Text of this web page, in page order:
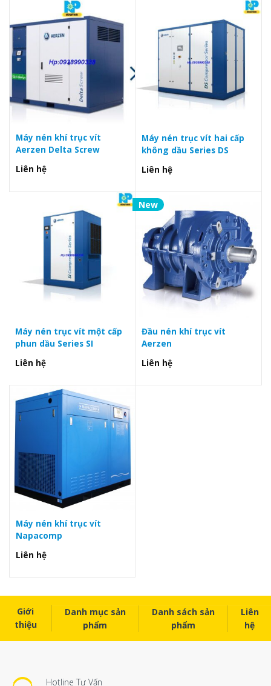
Máy nén khí trục vít
Aerzen Delta Screw
Liên hệ
Máy nén trục vít hai cấp
không dầu Series DS
Liên hệ
Máy nén trục vít một cấp
phun dầu Series SI
Liên hệ
New
Đầu nén khí trục vít
Aerzen
Liên hệ
Máy nén khí trục vít
Napacomp
Liên hệ
Giới
thiệu
Danh mục sản
phẩm
Danh sách sản
phẩm
Liên
hệ
Hotline Tư Vấn